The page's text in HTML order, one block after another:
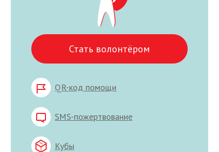
Стать волонтёром
QR-код помощи
SMS-пожертвование
Кубы